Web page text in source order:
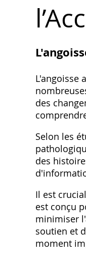
L'angoisse
des
Selon les
des
Il est
est conçu
minimiser
soutien et
moment